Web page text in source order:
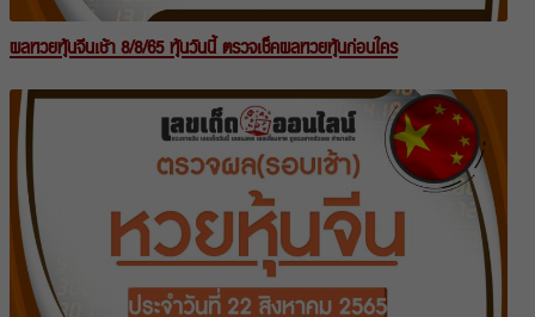
ผลหวยหุ้นจีนเช้า 8/8/65 หุ้นวันนี้ ตรวจเช็คผลหวยหุ้นก่อนใคร